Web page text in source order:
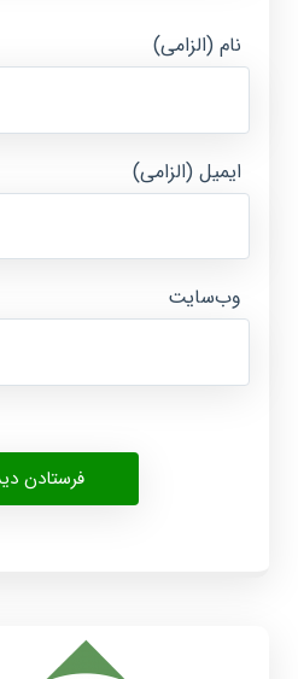
نام (الزامی)
ایمیل (الزامی)
وب‌سایت